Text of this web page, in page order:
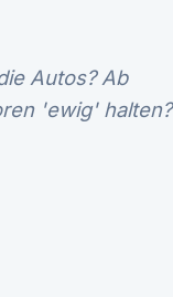
Autos? Ab
'ewig' halten?